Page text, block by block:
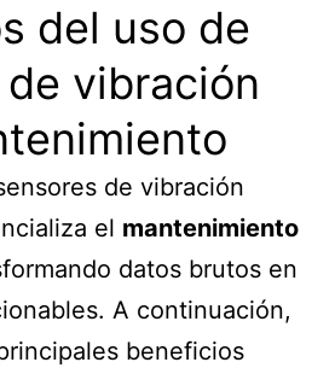
del uso de
vibración
de vibración
el mantenimiento
datos brutos en
A continuación,
beneficios